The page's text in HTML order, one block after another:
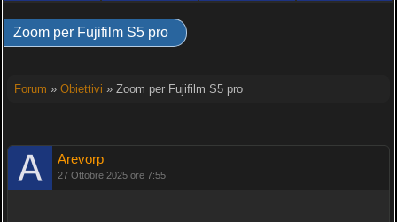
Zoom per Fujifilm S5 pro
Forum » Obiettivi » Zoom per Fujifilm S5 pro
Arevorp
27 Ottobre 2025 ore 7:55